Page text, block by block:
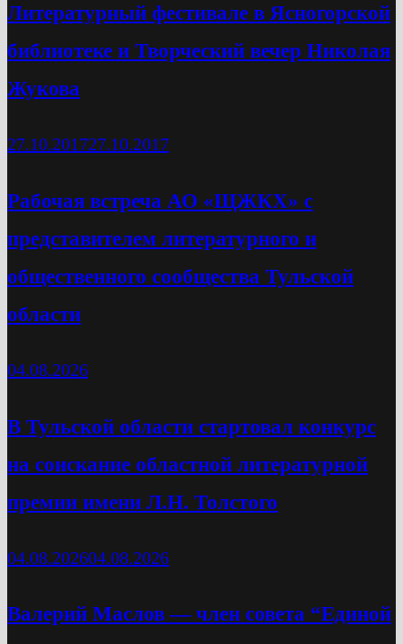
Литературный фестивале в Ясногорской
библиотеке и Творческий вечер Николая
Жукова
27.10.201727.10.2017
Рабочая встреча АО «ЩЖКХ» с
представителем литературного и
общественного сообщества Тульской
области
04.08.2026
В Тульской области стартовал конкурс
на соискание областной литературной
премии имени Л.Н. Толстого
04.08.202604.08.2026
Валерий Маслов — член совета “Единой